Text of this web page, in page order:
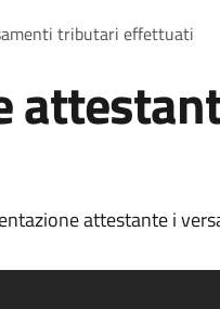
tributari effettuati
attestante i